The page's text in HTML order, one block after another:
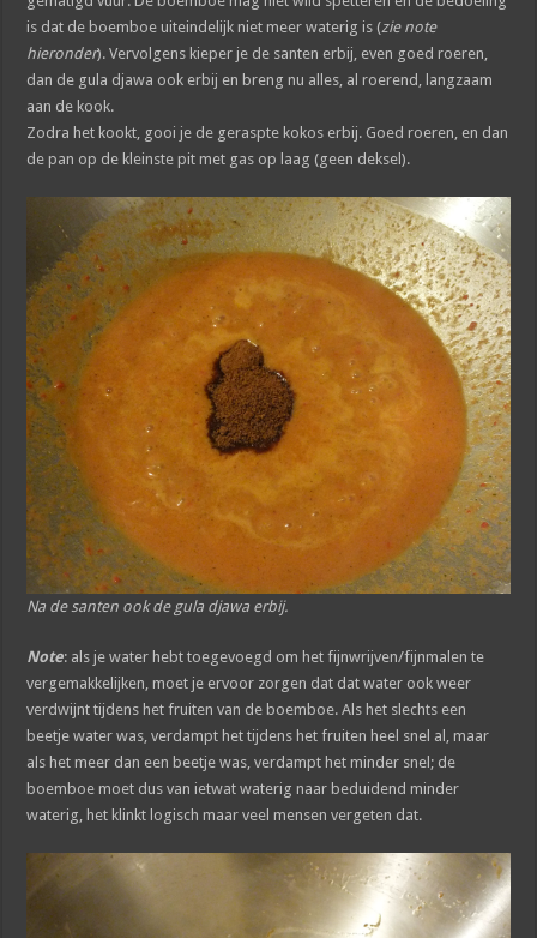
is dat de boemboe uiteindelijk niet meer waterig is (zie note
hieronder). Vervolgens kieper je de santen erbij, even goed roeren,
dan de gula djawa ook erbij en breng nu alles, al roerend, langzaam
aan de kook.
Zodra het kookt, gooi je de geraspte kokos erbij. Goed roeren, en dan
de pan op de kleinste pit met gas op laag (geen deksel).
Na de santen ook de gula djawa erbij.
Note: als je water hebt toegevoegd om het fijnwrijven/fijnmalen te
vergemakkelijken, moet je ervoor zorgen dat dat water ook weer
verdwijnt tijdens het fruiten van de boemboe. Als het slechts een
beetje water was, verdampt het tijdens het fruiten heel snel al, maar
als het meer dan een beetje was, verdampt het minder snel; de
boemboe moet dus van ietwat waterig naar beduidend minder
waterig, het klinkt logisch maar veel mensen vergeten dat.